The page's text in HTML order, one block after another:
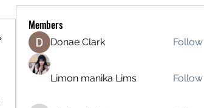
Members
Donae Clark Follow
Limon manika Lims Follow